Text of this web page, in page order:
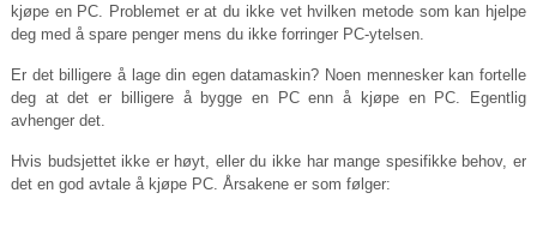
kjøpe en PC. Problemet er at du ikke vet hvilken metode som kan hjelpe
deg med å spare penger mens du ikke forringer PC-ytelsen.
Er det billigere å lage din egen datamaskin? Noen mennesker kan fortelle
deg at det er billigere å bygge en PC enn å kjøpe en PC. Egentlig
avhenger det.
Hvis budsjettet ikke er høyt, eller du ikke har mange spesifikke behov, er
det en god avtale å kjøpe PC. Årsakene er som følger: